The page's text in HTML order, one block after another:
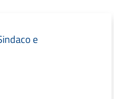
e